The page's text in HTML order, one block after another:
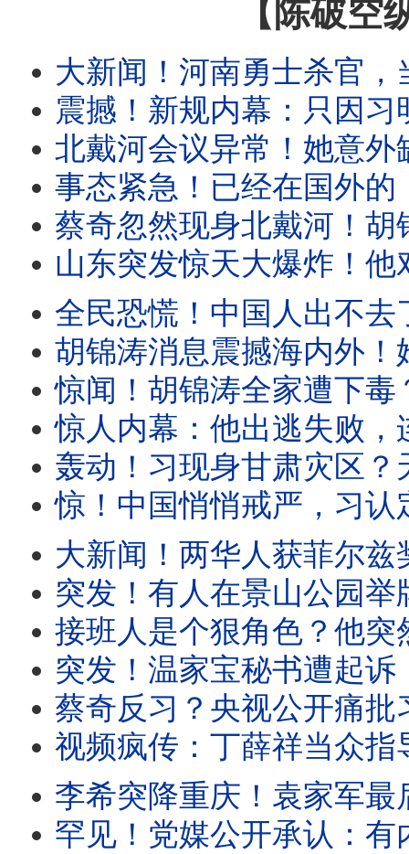
【陈破空
大新闻！河南勇士杀官，当局调集十万军警围捕，碾压所有玉米地未获。民众力挺杀
震撼！新规内幕：只因习明泽要回国了？共产党要改名劳动党？公职人
北戴河会议异常！她意外缺席，为彭丽媛腾位？香港出大事：栗
事态紧急！已经在国外的，千万别回去！回国就完蛋：遭强制放弃外国身份。体
蔡奇忽然现身北戴河！胡锦涛消息是习派故意放风？意在恐吓！传
山东突发惊天大爆炸！他对连任没把握？突然喊打黑一年，直到明年21大
全民恐慌！中国人出不去了，也回不去了！新规把中国变
胡锦涛消息震撼海内外！她否认发布，但未否认传言！五中全会：要把王岐
惊闻！胡锦涛全家遭下毒？全网疯传。习召集政治局开会，六个
惊人内幕：他出逃失败，连累多名政治局委员！境外势力打入
轰动！习现身甘肃灾区？天津突然军管！建高墙围堵全市、堵死出海口。中共
惊！中国悄悄戒严，习认定要出事？诡异！王岐山特殊亮相。李
大新闻！两华人获菲尔兹奖，致命打脸土共！他正在看恋爱小说，她曾在北大苦苦挣扎。
突发！有人在景山公园举牌，公开支持丁薛祥出任总书记。长春市委书记公开挑战中南海：
接班人是个狠角色？他突然发飙：谁不用谁就是叛徒！海归高官正要演讲，突
突发！温家宝秘书遭起诉，罪名稀奇。胡舒立压力大，被迫切割王岐山。
蔡奇反习？央视公开痛批习政策！内部爆猛料：大上海淹没，祸起下水道
视频疯传：丁薛祥当众指导习！上海女当面对习表不屑。大上海淹没，习大
李希突降重庆！袁家军最后亮相？他该立马叛逃。将有大事发生？深圳突然升
罕见！党媒公开承认：有内线爆料高层权力斗争。上海突变水城，半个中国泡